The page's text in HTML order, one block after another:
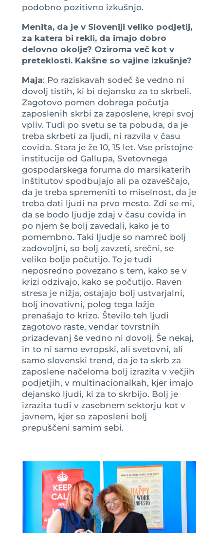
podobno pozitivno izkušnjo.
Menita, da je v Sloveniji veliko podjetij,
za katera bi rekli, da imajo dobro
delovno okolje? Oziroma več kot v
preteklosti. Kakšne so vajine izkušnje?
Maja: Po raziskavah sodeč še vedno ni
dovolj tistih, ki bi dejansko za to skrbeli.
Zagotovo pomen dobrega počutja
zaposlenih skrbi za zaposlene, krepi svoj
vpliv. Tudi po svetu se ta pobuda, da je
treba skrbeti za ljudi, ni razvila v času
covida. Stara je že 10, 15 let. Vse pristojne
institucije od Gallupa, Svetovnega
gospodarskega foruma do marsikaterih
inštitutov spodbujajo ali pa ozaveščajo,
da je treba spremeniti to miselnost, da je
treba dati ljudi na prvo mesto. Zdi se mi,
da se bodo ljudje zdaj v času covida in
po njem še bolj zavedali, kako je to
pomembno. Taki ljudje so namreč bolj
zadovoljni, so bolj zavzeti, srečni, se
veliko bolje počutijo. To je tudi
neposredno povezano s tem, kako se v
krizi odzivajo, kako se počutijo. Raven
stresa je nižja, ostajajo bolj ustvarjalni,
bolj inovativni, poleg tega lažje
prenašajo to krizo. Število teh ljudi
zagotovo raste, vendar tovrstnih
prizadevanj še vedno ni dovolj. Še nekaj,
in to ni samo evropski, ali svetovni, ali
samo slovenski trend, da je ta skrb za
zaposlene načeloma bolj izrazita v večjih
podjetjih, v multinacionalkah, kjer imajo
dejansko ljudi, ki za to skrbijo. Bolj je
izrazita tudi v zasebnem sektorju kot v
javnem, kjer so zaposleni bolj
prepuščeni samim sebi.